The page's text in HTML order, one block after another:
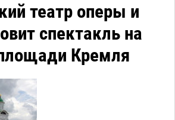
театр оперы и
спектакль на
Кремля